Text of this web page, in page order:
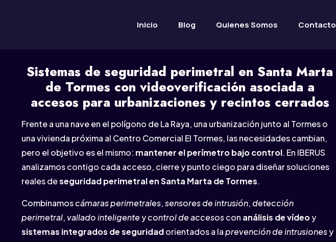
Inicio Blog Quienes Somos Contacto
Sistemas de seguridad perimetral en Santa Marta
de Tormes con videoverificación asociada a
accesos para urbanizaciones y recintos cerrados
Frente a una nave en el polígono de La Raya, una urbanización junto al Tormes o
una vivienda próxima al Centro Comercial El Tormes, las necesidades cambian,
pero el objetivo es el mismo: mantener el perímetro bajo control. En IBERUS
analizamos contigo cada acceso, cierre y punto ciego para diseñar soluciones
reales deseguridad perimetral en Santa Marta de Tormes.
Combinamoscámaras perimetrales,sensores de intrusión,detección
perimetral,vallado inteligenteycontrol de accesoscon análisis de vídeoy
sistemas integrados de seguridadorientados a laprevención de intrusionesy